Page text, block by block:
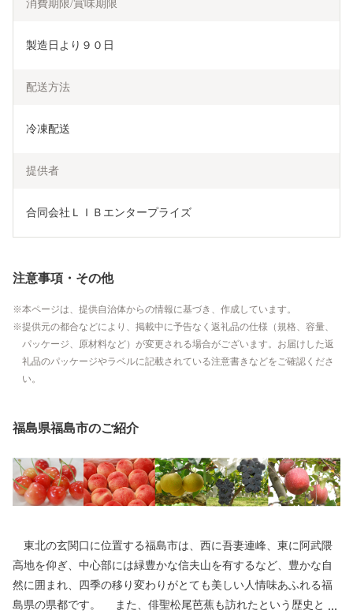
消費期限/賞味期限
製造日より９０日
配送方法
冷凍配送
提供者
合同会社ＬＩＢエンタープライズ
注意事項・その他
本ページは、提供自治体からの情報に基づき、作成しています。
提供元の都合などにより、掲載中に予告なく返礼品の仕様（規格、容量、
パッケージ、原材料など）が変更される場合がございます。お届けした返
礼品のパッケージやラベルに記載されている注意書きなどをご確認くださ
い。
福島県福島市のご紹介
東北の玄関口に位置する福島市は、西に吾妻連峰、東に阿武隈
高地を仰ぎ、中心部には緑豊かな信夫山を有するなど、豊かな自
然に囲まれ、四季の移り変わりがとても美しい人情味あふれる福
島県の県都です。 また、俳聖松尾芭蕉も訪れたという歴史と伝